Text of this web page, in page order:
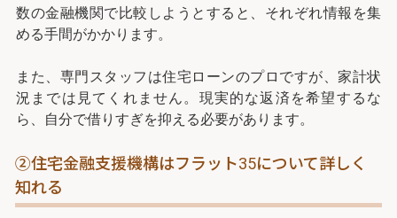
数の金融機関で比較しようとすると、それぞれ情報を集
める手間がかかります。
また、専門スタッフは住宅ローンのプロですが、家計状
況までは見てくれません。現実的な返済を希望するな
ら、自分で借りすぎを抑える必要があります。
②住宅金融支援機構はフラット35について詳しく
知れる